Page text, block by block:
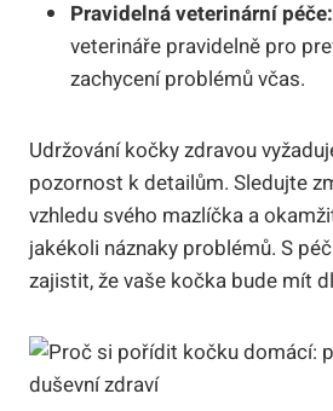
Pravidelná veterinární péče:
veterináře pravidelně pro
zachycení problémů včas.
Udržování kočky zdravou
pozornost k detailům. Sledujte
vzhledu svého mazlíčka a
jakékoli náznaky problémů. S
zajistit, že vaše kočka bude mít